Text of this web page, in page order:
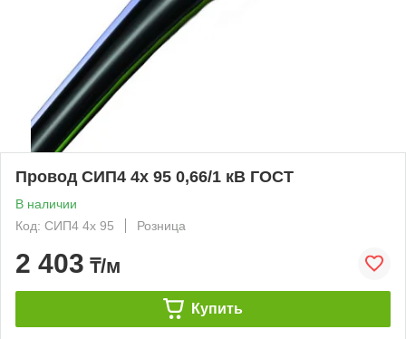
Провод СИП4 4х 95 0,66/1 кВ ГОСТ
В наличии
Код: СИП4 4х 95
Розница
2 403 ₸/м
Купить